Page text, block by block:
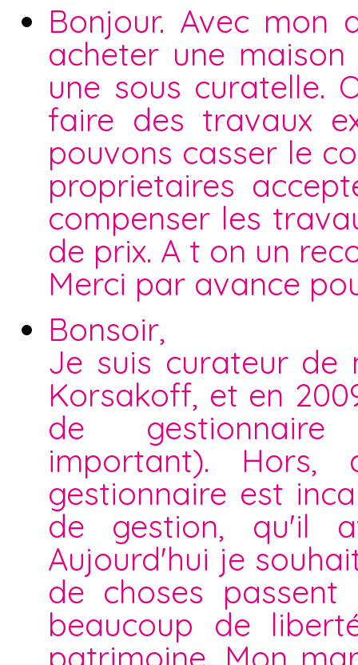
Bonjour. Avec mon
acheter une
une sous curatelle.
faire des travaux
pouvons casser le
proprietaires
compenser les
de prix. A t on un
Merci par avance
Bonsoir,
Je suis curateur
Korsakoff, et en
de gestionnaire
important). Hors,
gestionnaire est
de gestion, qu'il
Aujourd'hui je
de choses
beaucoup de
patrimoine. Mon